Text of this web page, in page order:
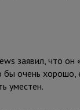
заявил, что он
очень хорошо,
уместен.